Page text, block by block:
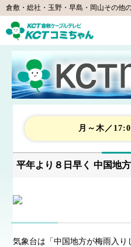
倉敷・総社・玉野・早島・岡山その他
KCTコ
月～木／
平年より８日早く 中国地
気象台は「中国地方が梅雨入